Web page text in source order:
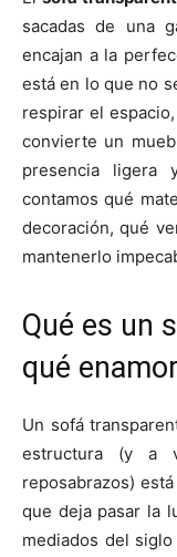
r
i
r
e
n
t
t
e
r
)
r
i
r
e
n
o
o
k
sacadas de una
encajan a la
está en lo que no
respirar el
convierte un
presencia
contamos qué
decoración, qué
mantenerlo
Qué es un
qué
Un sofá
estructura (y a
reposabrazos)
que deja pasar la
mediados del